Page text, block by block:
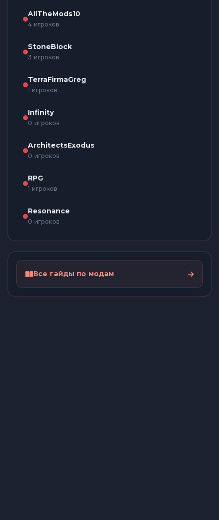
AllTheMods10
4 игроков
StoneBlock
3 игроков
TerraFirmaGreg
1 игроков
Infinity
0 игроков
ArchitectsExodus
0 игроков
RPG
1 игроков
Resonance
0 игроков
Все гайды по модам